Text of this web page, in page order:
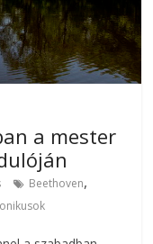
a mester
Beethoven,